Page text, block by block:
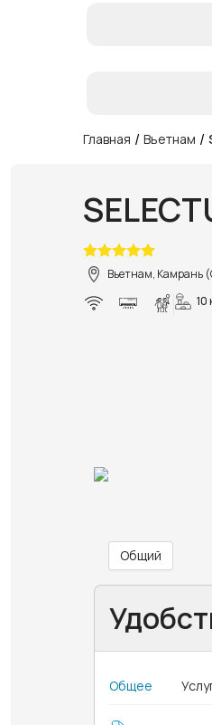
Главная / Вьетнам /
Вьетнам, Камрань
10
Общий
Общее